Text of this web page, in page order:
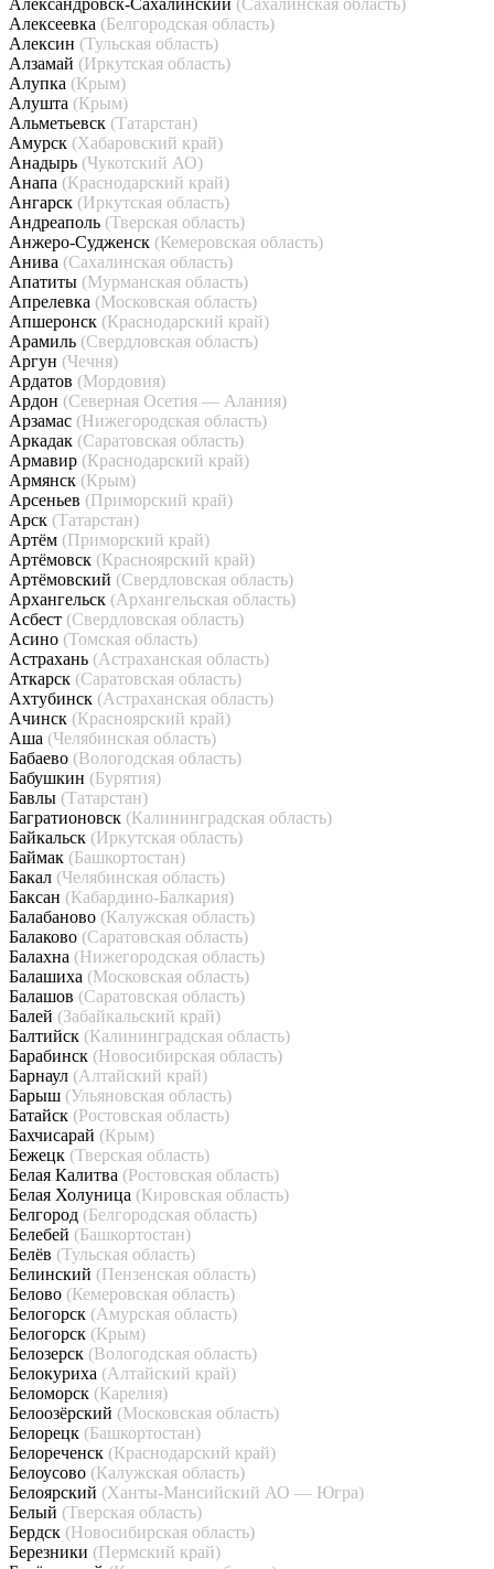
Александровск-Сахалинский (Сахалинская область)
Алексеевка (Белгородская область)
Алексин (Тульская область)
Алзамай (Иркутская область)
Алупка (Крым)
Алушта (Крым)
Альметьевск (Татарстан)
Амурск (Хабаровский край)
Анадырь (Чукотский АО)
Анапа (Краснодарский край)
Ангарск (Иркутская область)
Андреаполь (Тверская область)
Анжеро-Судженск (Кемеровская область)
Анива (Сахалинская область)
Апатиты (Мурманская область)
Апрелевка (Московская область)
Апшеронск (Краснодарский край)
Арамиль (Свердловская область)
Аргун (Чечня)
Ардатов (Мордовия)
Ардон (Северная Осетия — Алания)
Арзамас (Нижегородская область)
Аркадак (Саратовская область)
Армавир (Краснодарский край)
Армянск (Крым)
Арсеньев (Приморский край)
Арск (Татарстан)
Артём (Приморский край)
Артёмовск (Красноярский край)
Артёмовский (Свердловская область)
Архангельск (Архангельская область)
Асбест (Свердловская область)
Асино (Томская область)
Астрахань (Астраханская область)
Аткарск (Саратовская область)
Ахтубинск (Астраханская область)
Ачинск (Красноярский край)
Аша (Челябинская область)
Бабаево (Вологодская область)
Бабушкин (Бурятия)
Бавлы (Татарстан)
Багратионовск (Калининградская область)
Байкальск (Иркутская область)
Баймак (Башкортостан)
Бакал (Челябинская область)
Баксан (Кабардино-Балкария)
Балабаново (Калужская область)
Балаково (Саратовская область)
Балахна (Нижегородская область)
Балашиха (Московская область)
Балашов (Саратовская область)
Балей (Забайкальский край)
Балтийск (Калининградская область)
Барабинск (Новосибирская область)
Барнаул (Алтайский край)
Барыш (Ульяновская область)
Батайск (Ростовская область)
Бахчисарай (Крым)
Бежецк (Тверская область)
Белая Калитва (Ростовская область)
Белая Холуница (Кировская область)
Белгород (Белгородская область)
Белебей (Башкортостан)
Белёв (Тульская область)
Белинский (Пензенская область)
Белово (Кемеровская область)
Белогорск (Амурская область)
Белогорск (Крым)
Белозерск (Вологодская область)
Белокуриха (Алтайский край)
Беломорск (Карелия)
Белоозёрский (Московская область)
Белорецк (Башкортостан)
Белореченск (Краснодарский край)
Белоусово (Калужская область)
Белоярский (Ханты-Мансийский АО — Югра)
Белый (Тверская область)
Бердск (Новосибирская область)
Березники (Пермский край)